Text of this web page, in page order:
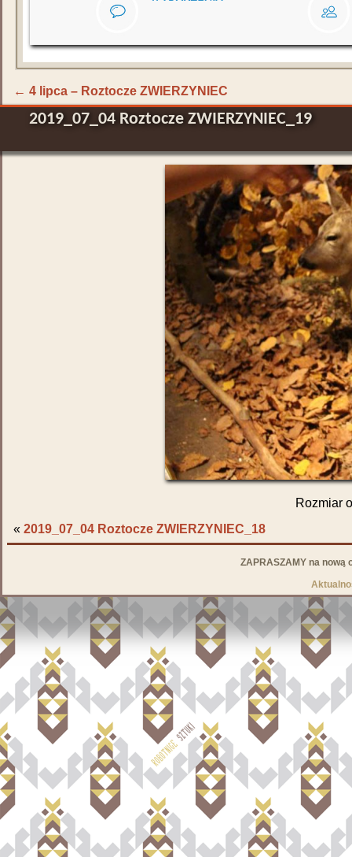
← 4 lipca – Roztocze ZWIERZYNIEC
2019_07_04 Roztocze ZWIERZYNIEC_19
Rozmiar
« 2019_07_04 Roztocze ZWIERZYNIEC_18
ZAPRASZAMY na